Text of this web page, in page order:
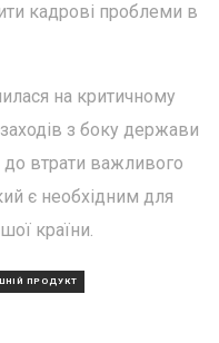
кадрові проблеми в
на критичному
з боку держави
до втрати важливого
є необхідним для
країни.
ПРОДУКТ